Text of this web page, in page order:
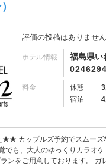
評価の投稿はありません
ホテル情報
福島県い
料金 休憩
宿泊
カップルズ予約でスムーズ
でも、大人のゆっくりカラ
ンをご用意しております。